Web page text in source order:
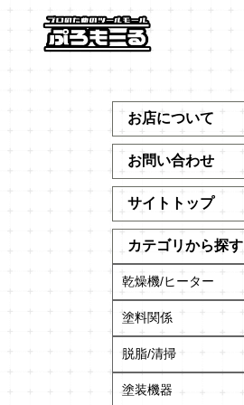
お店について
お問い合わせ
サイトトップ
カテゴリから探す
乾燥機/ヒーター
塗料関係
脱脂/清掃
塗装機器